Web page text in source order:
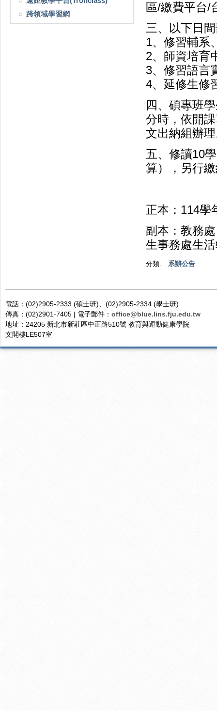
跨領域學習網
區/繳費平台/
三、以下日
1、修習輔系
2、師資培育
3、修習語言
4、延修生修
四、碩專班
分時，依開
文出納組辦
五、修讀10
算），另行
正本：114學
副本：教務
生事務處生
分類: 系辦公告
電話：(02)2905-2333 (碩士班)、(02)2905-2334 (學士班)
傳真：(02)2901-7405 | 電子郵件： office@blue.lins.fju.edu.tw
地址：24205 新北市新莊區中正路510號 教育與運動健康學院
文開樓LE507室